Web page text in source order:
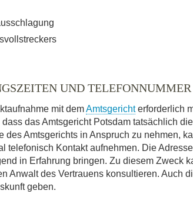
UND TELEFONNUMMER
mit demAmtsgerichterforderlich
das Amtsgericht Potsdam tatsächlich
des Amtsgerichts in Anspruch zu nehmen,
telefonisch Kontakt aufnehmen. Die
in Erfahrung bringen. Zu diesem Zweck
Anwalt des Vertrauens konsultieren. Auch
geben.